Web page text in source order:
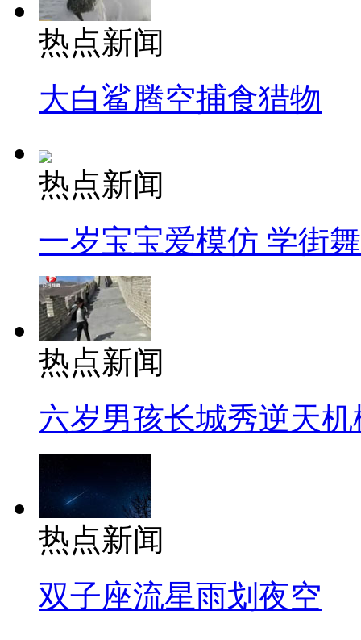
热点新闻
大白鲨腾空捕食猎物
热点新闻
一岁宝宝爱模仿 学街
热点新闻
六岁男孩长城秀逆天机
热点新闻
双子座流星雨划夜空